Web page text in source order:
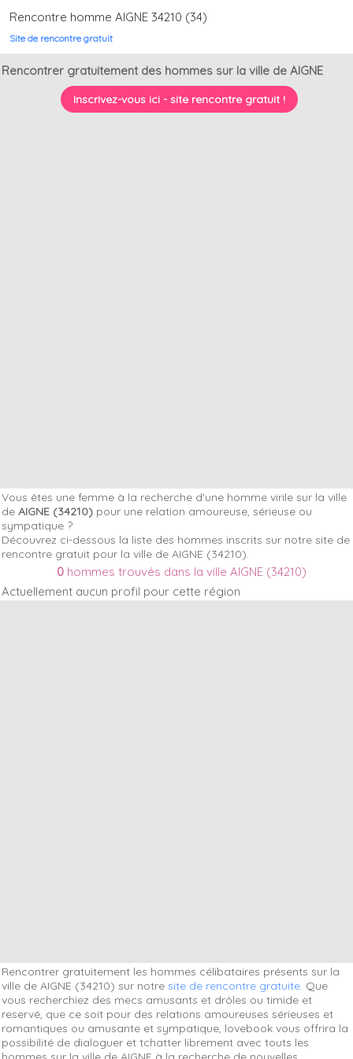
Rencontre homme AIGNE 34210 (34)
Site de rencontre gratuit
Rencontrer gratuitement des hommes sur la ville de AIGNE
Inscrivez-vous ici - site rencontre gratuit !
Vous êtes une femme à la recherche d'une homme virile sur la ville
de AIGNE (34210) pour une relation amoureuse, sérieuse ou
sympatique ?
Découvrez ci-dessous la liste des hommes inscrits sur notre site de
rencontre gratuit pour la ville de AIGNE (34210).
0hommes trouvés dans la ville AIGNE (34210)
Actuellement aucun profil pour cette région
Rencontrer gratuitement les hommes célibataires présents sur la
ville de AIGNE (34210) sur notre site de rencontre gratuite. Que
vous recherchiez des mecs amusants et drôles ou timide et
reservé, que ce soit pour des relations amoureuses sérieuses et
romantiques ou amusante et sympatique, lovebook vous offrira la
possibilité de dialoguer et tchatter librement avec touts les